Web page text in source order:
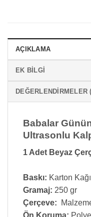
AÇIKLAMA
EK BILGI
DEĞERLENDIRMELER
Babalar
Ultrasonlu
1 Adet Beyaz
Baskı: Karton
Gramaj: 250 gr
Çerçeve: